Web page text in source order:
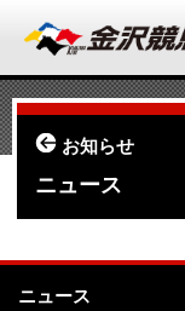
お知らせ
ニュース
ニュース